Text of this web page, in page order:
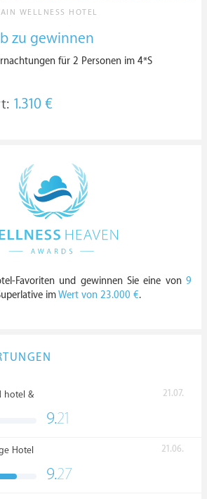
WELLNESS HOTEL
zu gewinnen
für 2 Personen im 4*S
1.310 €
Favoriten und gewinnen Sie eine von 9
imWert von 23.000 €.
hotel &
21.07.
9.21
Hotel
21.06.
9.27